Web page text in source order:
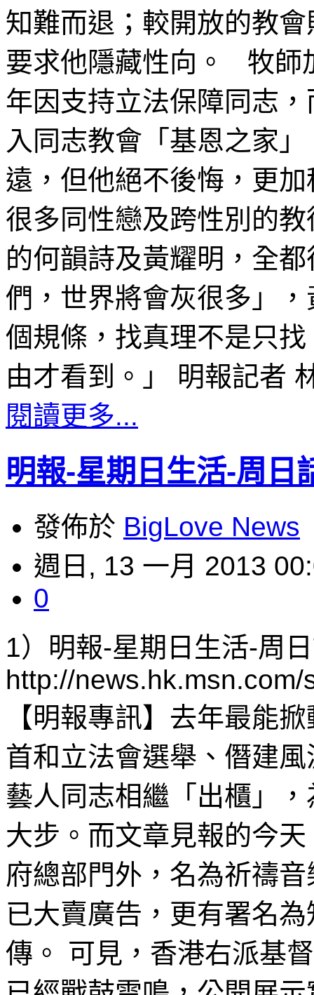
知難而退；較開放的教
要求他隱藏性向。 牧師
年因支持立法保障同志
入同志教會「基恩之家
遠，但他絕不後悔，更
很多同性戀及跨性別的
的何韻詩及黃耀明，全
們，世界將會灰很多」
個規條，找真理不是只
由才看到。」 明報記者
閱讀更多...
明報-星期日生活-周日
發佈於 BigLove News
週日, 13 一月 2013
0
1）明報-星期日生活-周
http://
【明報專訊】去年最能
首和立法會選舉、僭建
藝人同志相繼「出櫃」
大步。而文章見報的今
府總部門外，名為祈禱
已大賣廣告，更有署名
傳。 可見，香港右派基